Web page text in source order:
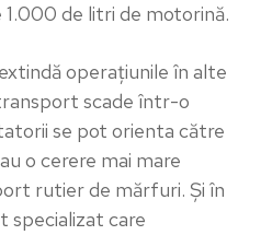
de litri de motorină.
operațiunile în alte
scade într-o
se pot orienta către
o cerere mai mare
rutier de mărfuri. Și în
specializat care